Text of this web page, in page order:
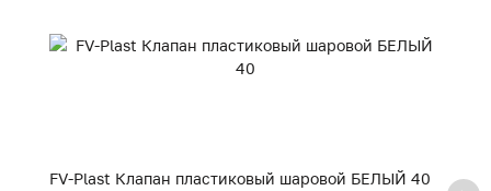
FV-Plast Клапан пластиковый шаровой БЕЛЫЙ 40